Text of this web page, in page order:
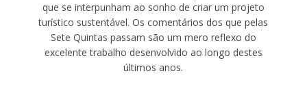
que se interpunham ao sonho de criar um projeto
turístico sustentável. Os comentários dos que pelas
Sete Quintas passam são um mero reflexo do
excelente trabalho desenvolvido ao longo destes
últimos anos.